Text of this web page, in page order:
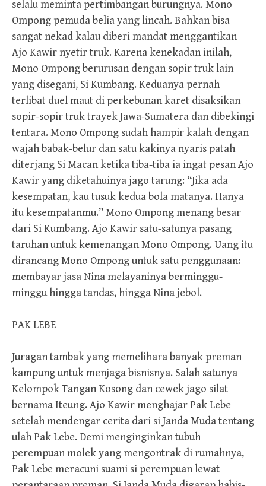
selalu meminta pertimbangan burungnya. Mono
Ompong pemuda belia yang lincah. Bahkan bisa
sangat nekad kalau diberi mandat menggantikan
Ajo Kawir nyetir truk. Karena kenekadan inilah,
Mono Ompong berurusan dengan sopir truk lain
yang disegani, Si Kumbang. Keduanya pernah
terlibat duel maut di perkebunan karet disaksikan
sopir-sopir truk trayek Jawa-Sumatera dan dibekingi
tentara. Mono Ompong sudah hampir kalah dengan
wajah babak-belur dan satu kakinya nyaris patah
diterjang Si Macan ketika tiba-tiba ia ingat pesan Ajo
Kawir yang diketahuinya jago tarung: “Jika ada
kesempatan, kau tusuk kedua bola matanya. Hanya
itu kesempatanmu.” Mono Ompong menang besar
dari Si Kumbang. Ajo Kawir satu-satunya pasang
taruhan untuk kemenangan Mono Ompong. Uang itu
dirancang Mono Ompong untuk satu penggunaan:
membayar jasa Nina melayaninya berminggu-
minggu hingga tandas, hingga Nina jebol.
PAK LEBE
Juragan tambak yang memelihara banyak preman
kampung untuk menjaga bisnisnya. Salah satunya
Kelompok Tangan Kosong dan cewek jago silat
bernama Iteung. Ajo Kawir menghajar Pak Lebe
setelah mendengar cerita dari si Janda Muda tentang
ulah Pak Lebe. Demi menginginkan tubuh
perempuan molek yang mengontrak di rumahnya,
Pak Lebe meracuni suami si perempuan lewat